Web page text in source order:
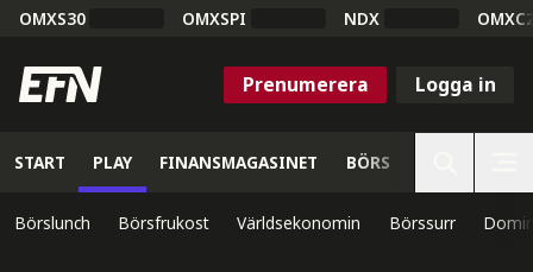
OMXS30 OMXSPI NDX
Prenumerera Logga in
START PLAY FINANSMAGASINET BÖRS
Börslunch Börsfrukost Världsekonomin Börssurr